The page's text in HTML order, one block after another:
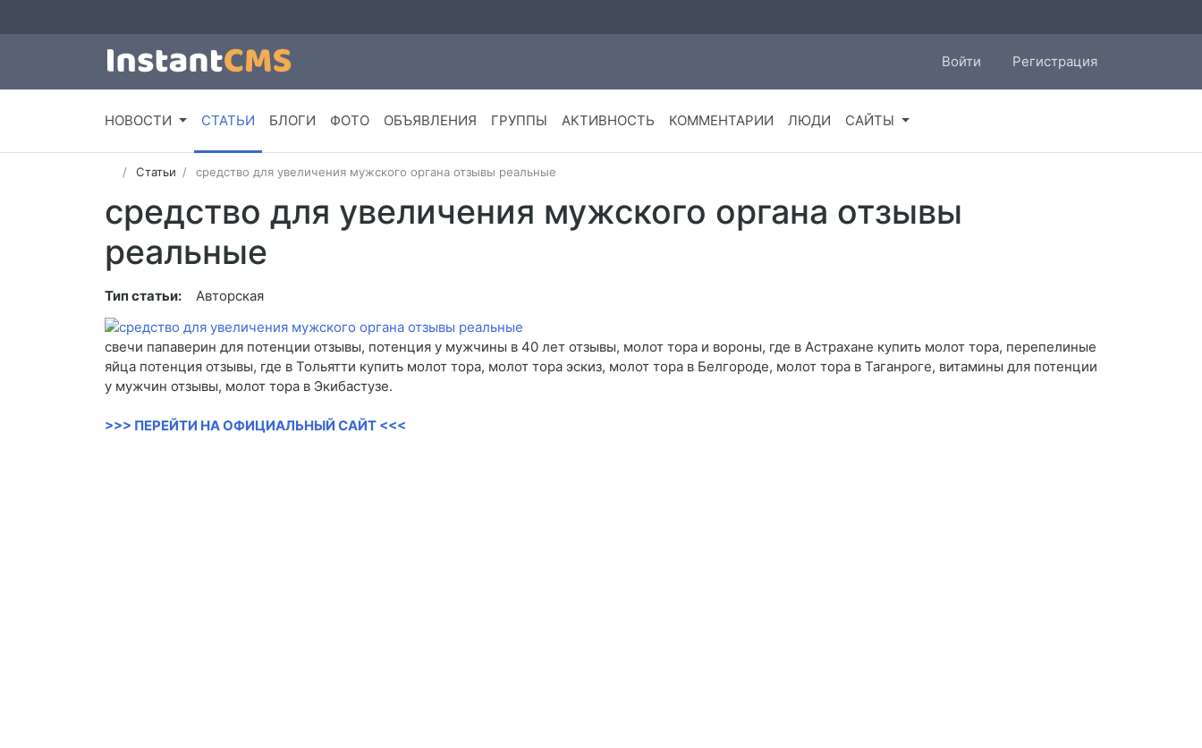
Войти Регистрация
НОВОСТИ СТАТЬИ БЛОГИ ФОТО ОБЪЯВЛЕНИЯ ГРУППЫ АКТИВНОСТЬ КОММЕНТАРИИ ЛЮДИ САЙТЫ
Статьи средство для увеличения мужского органа отзывы реальные
средство для увеличения мужского органа отзывы
реальные
Тип статьи: Авторская
свечи папаверин для потенции отзывы, потенция у мужчины в 40 лет отзывы, молот тора и вороны, где в Астрахане купить молот тора, перепелиные
яйца потенция отзывы, где в Тольятти купить молот тора, молот тора эскиз, молот тора в Белгороде, молот тора в Таганроге, витамины для потенции
у мужчин отзывы, молот тора в Экибастузе.
>>> ПЕРЕЙТИ НА ОФИЦИАЛЬНЫЙ САЙТ <<<